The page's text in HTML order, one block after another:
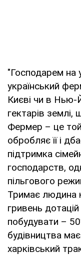
"Господарем на
український
Києві чи в Нью-
гектарів
Фермер – це
обробляє її і
підтримка
господарств,
пільгового
Тримає людина
гривень
побудувати –
будівництва
харківський